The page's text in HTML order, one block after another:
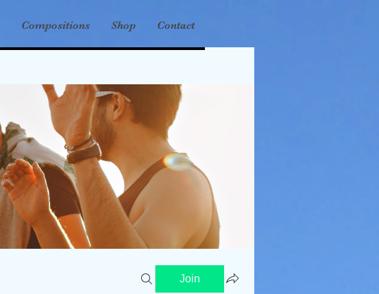
Compositions Shop Contact
Join